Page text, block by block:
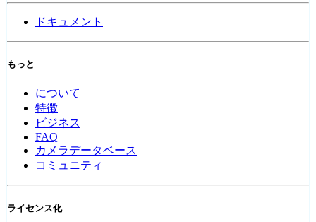
ドキュメント
もっと
について
特徴
ビジネス
FAQ
カメラデータベース
コミュニティ
ライセンス化